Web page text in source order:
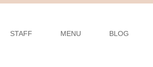
STAFF MENU BLOG